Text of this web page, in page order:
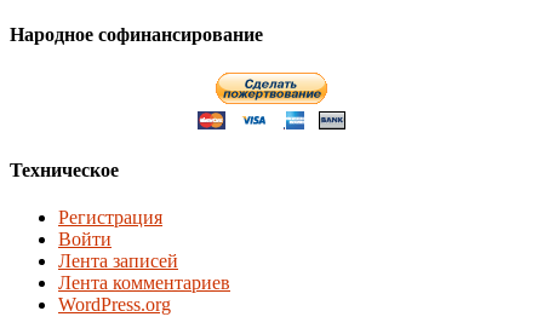
Народное софинансирование
Техническое
Регистрация
Войти
Лента записей
Лента комментариев
WordPress.org